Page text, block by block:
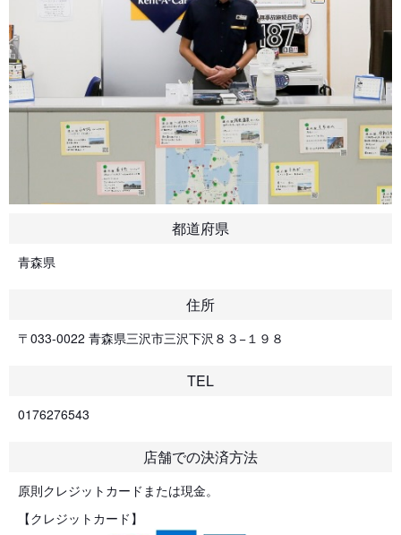
都道府県
青森県
住所
〒033-0022 青森県三沢市三沢下沢８３−１９８
TEL
0176276543
店舗での決済方法
原則クレジットカードまたは現金。
【クレジットカード】